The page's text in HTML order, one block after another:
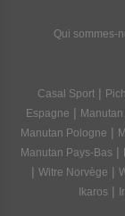
Qui sommes-
Casal Sport |
Espagne |
Manutan Pologne |
Manutan Pays-Bas |
| Witre Norvège |
Ikaros |